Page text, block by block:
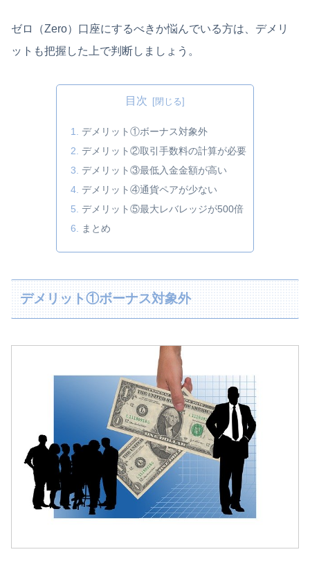
ゼロ（Zero）口座にするべきか悩んでいる方は、デメリ
ットも把握した上で判断しましょう。
目次
デメリット①ボーナス対象外
デメリット②取引手数料の計算が必要
デメリット③最低入金金額が高い
デメリット④通貨ペアが少ない
デメリット⑤最大レバレッジが500倍
まとめ
デメリット①ボーナス対象外